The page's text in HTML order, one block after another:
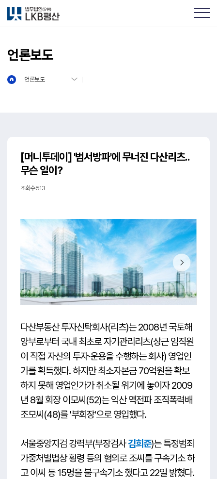
언론보도
언론보도
[머니투데이] '범서방파'에 무너진 다산리츠..
무슨 일이?
조회수 513
다산부동산 투자신탁회사(리츠)는 2008년 국토해
양부로부터 국내 최초로 자기관리리츠(상근 임직원
이 직접 자산의 투자·운용을 수행하는 회사) 영업인
가를 획득했다. 하지만 최소자본금 70억원을 확보
하지 못해 영업인가가 취소될 위기에 놓이자 2009
년 8월 회장 이모씨(52)는 익산 역전파 조직폭력배
조모씨(48)를 '부회장'으로 영입했다.
서울중앙지검 강력부(부장검사김희준)는 특정범죄
가중처벌법상 횡령 등의 혐의로 조씨를 구속기소 하
고 이씨 등 15명을 불구속기소 했다고 22일 밝혔다.